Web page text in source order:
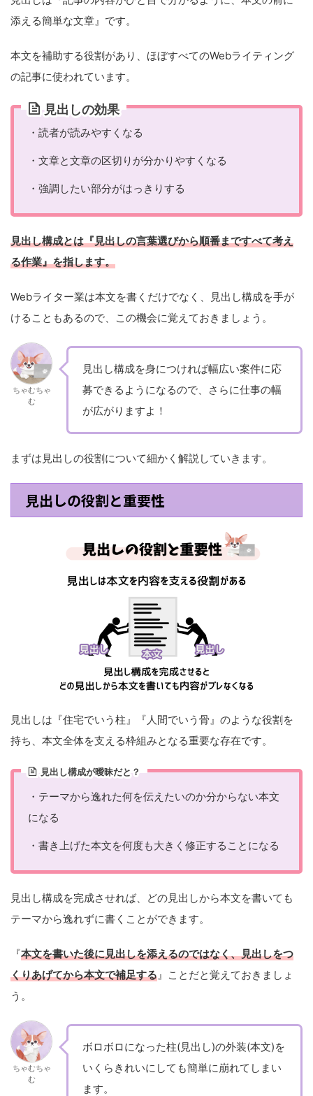
添える簡単な文章』です。
本文を補助する役割があり、ほぼすべてのWebライティング
の記事に使われています。
見出しの効果
・読者が読みやすくなる
・文章と文章の区切りが分かりやすくなる
・強調したい部分がはっきりする
見出し構成とは『見出しの言葉選びから順番まですべて考え
る作業』を指します。
Webライター業は本文を書くだけでなく、見出し構成を手が
けることもあるので、この機会に覚えておきましょう。
ちゃむちゃ
む
見出し構成を身につければ幅広い案件に応
募できるようになるので、さらに仕事の幅
が広がりますよ！
まずは見出しの役割について細かく解説していきます。
見出しの役割と重要性
見出しは『住宅でいう柱』『人間でいう骨』のような役割を
持ち、本文全体を支える枠組みとなる重要な存在です。
見出し構成が曖昧だと？
・テーマから逸れた何を伝えたいのか分からない本文
になる
・書き上げた本文を何度も大きく修正することになる
見出し構成を完成させれば、どの見出しから本文を書いても
テーマから逸れずに書くことができます。
『本文を書いた後に見出しを添えるのではなく、見出しをつ
くりあげてから本文で補足する』ことだと覚えておきましょ
う。
ちゃむちゃ
む
ボロボロになった柱(見出し)の外装(本文)を
いくらきれいにしても簡単に崩れてしまい
ます。